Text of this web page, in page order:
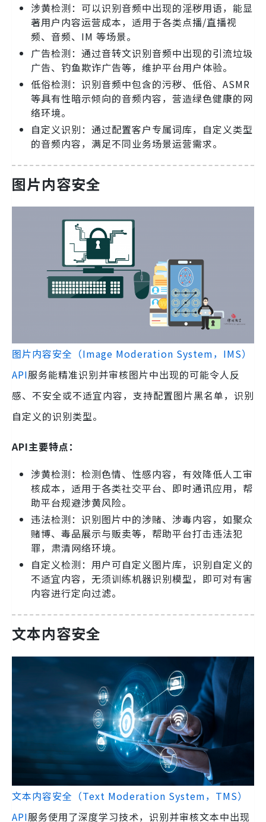
涉黄检测：可以识别音频中出现的淫秽用语，能显
著用户内容运营成本，适用于各类点播/直播视
频、音频、IM 等场景。
广告检测：通过音转文识别音频中出现的引流垃圾
广告、钓鱼欺诈广告等，维护平台用户体验。
低俗检测：识别音频中包含的污秽、低俗、ASMR
等具有性暗示倾向的音频内容，营造绿色健康的网
络环境。
自定义识别：通过配置客户专属词库，自定义类型
的音频内容，满足不同业务场景运营需求。
图片内容安全
图片内容安全（Image Moderation System，IMS）
API服务能精准识别并审核图片中出现的可能令人反
感、不安全或不适宜内容，支持配置图片黑名单，识别
自定义的识别类型。
API主要特点：
涉黄检测：检测色情、性感内容，有效降低人工审
核成本，适用于各类社交平台、即时通讯应用，帮
助平台规避涉黄风险。
违法检测：识别图片中的涉赌、涉毒内容，如聚众
赌博、毒品展示与贩卖等，帮助平台打击违法犯
罪，肃清网络环境。
自定义检测：用户可自定义图片库，识别自定义的
不适宜内容，无须训练机器识别模型，即可对有害
内容进行定向过滤。
文本内容安全
文本内容安全（Text Moderation System，TMS）
API服务使用了深度学习技术，识别并审核文本中出现